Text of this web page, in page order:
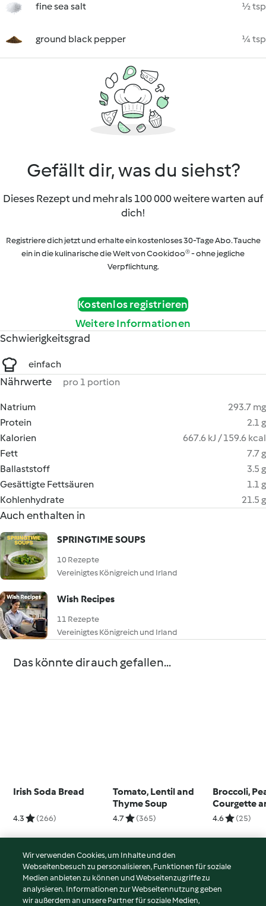
fine sea salt ½ tsp
ground black pepper ¼ tsp
Gefällt dir, was du siehst?
Dieses Rezept und mehr als 100 000 weitere warten auf
dich!
Registriere dich jetzt und erhalte ein kostenloses 30-Tage Abo. Tauche
ein in die kulinarische die Welt von Cookidoo® - ohne jegliche
Verpflichtung.
Kostenlos registrieren
Weitere Informationen
Schwierigkeitsgrad
einfach
Nährwerte pro 1 portion
Natrium
293.7 mg
Protein
2.1 g
Kalorien
667.6 kJ / 159.6 kcal
Fett
7.7 g
Ballaststoff
3.5 g
Gesättigte Fettsäuren
1.1 g
Kohlenhydrate
21.5 g
Auch enthalten in
SPRINGTIME SOUPS
10 Rezepte
Vereinigtes Königreich und Irland
Wish Recipes
11 Rezepte
Vereinigtes Königreich und Irland
Das könnte dir auch gefallen...
Irish Soda Bread
4.3 (266)
Tomato, Lentil and
Thyme Soup
4.7 (365)
Broccoli,
Courgette
Coriander
4.6 (25)
© Copyright 2026
Nutzungsbedingungen
Wir verwenden Cookies, um Inhalte und den
Webseitenbesuch zu personalisieren, Funktionen für soziale
Medien anbieten zu können und Webseitenzugriffe zu
analysieren. Informationen zur Webseitennutzung geben
wir außerdem an unsere Partner für soziale Medien,